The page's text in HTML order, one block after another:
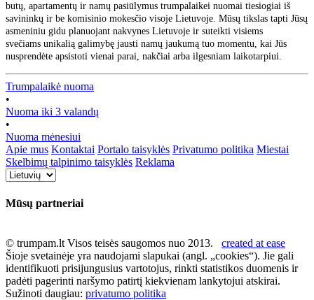
butų, apartamentų ir namų pasiūlymus trumpalaikei nuomai tiesiogiai iš
savininkų ir be komisinio mokesčio visoje Lietuvoje. Mūsų tikslas tapti Jūsų
asmeniniu gidu planuojant nakvynes Lietuvoje ir suteikti visiems
svečiams unikalią galimybę jausti namų jaukumą tuo momentu, kai Jūs
nusprendėte apsistoti vienai parai, nakčiai arba ilgesniam laikotarpiui.
Trumpalaikė nuoma
•
Nuoma iki 3 valandų
•
Nuoma mėnesiui
Apie mus Kontaktai Portalo taisyklės Privatumo politika Miestai
Skelbimų talpinimo taisyklės Reklama
Mūsų partneriai
© trumpam.lt Visos teisės saugomos nuo 2013. created at ease
Šioje svetainėje yra naudojami slapukai (angl. „cookies“). Jie gali
identifikuoti prisijungusius vartotojus, rinkti statistikos duomenis ir
padėti pagerinti naršymo patirtį kiekvienam lankytojui atskirai.
Sužinoti daugiau: privatumo politika